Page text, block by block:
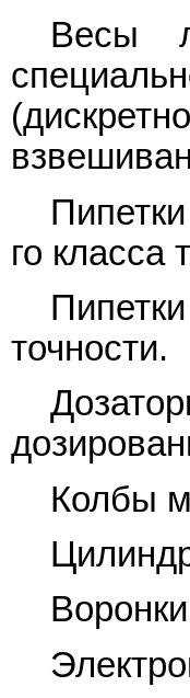
Весы
го класса
точности.
Колбы